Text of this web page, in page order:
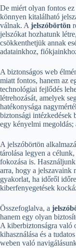
De miért olyan fontos ez
könnyen kitalálható
válnak. A jelszóbörtön
jelszókat hozhatunk
csökkenthetjük annak
adatainkhoz,
A biztonságos web
miatt fontos, hanem az
technológiai fejlődés
létrehozását, amelyek
hatékonysága
biztonsági intézkedések
egy kényelmi
A jelszóbörtön
tárolása legyen a
fokozása is.
arra, hogy a jelszavaink
gyakorlat, ha időről
kiberfenyegetések
Összefoglalva, a
hanem egy olyan
A kiberbiztonságra való
kihasználása és a
weben való